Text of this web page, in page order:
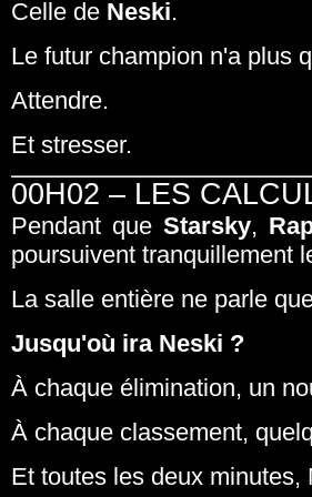
Celle de Neski.
Le futur champion n'a plus
Attendre.
Et stresser.
00H02 – LES
Pendant queStarsky,
poursuivent tranquillement
La salle entière ne parle
Jusqu'où ira Neski ?
À chaque élimination, un
À chaque classement,
Et toutes les deux minutes,